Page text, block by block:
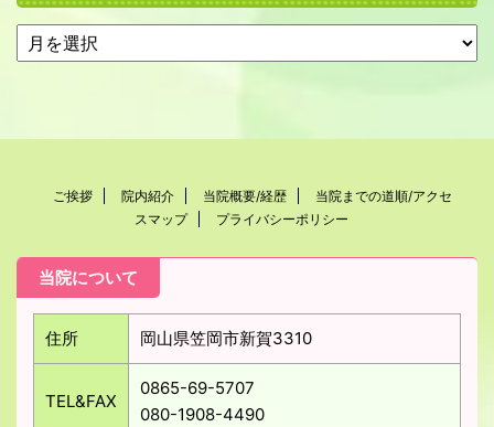
ご挨拶 院内紹介 当院概要/経歴
当院までの道順/アクセ
スマップ
プライバシーポリシー
当院について
住所 岡山県笠岡市新賀3310
TEL&FAX
0865-69-5707
080-1908-4490